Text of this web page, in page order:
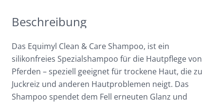
-
die
Hautpflege
von
Pferde
Menge
Beschreibung
Das Equimyl Clean & Care Shampoo, ist ein
silikonfreies Spezialshampoo für die Hautpflege von
Pferden – speziell geeignet für trockene Haut, die zu
Juckreiz und anderen Hautproblemen neigt. Das
Shampoo spendet dem Fell erneuten Glanz und